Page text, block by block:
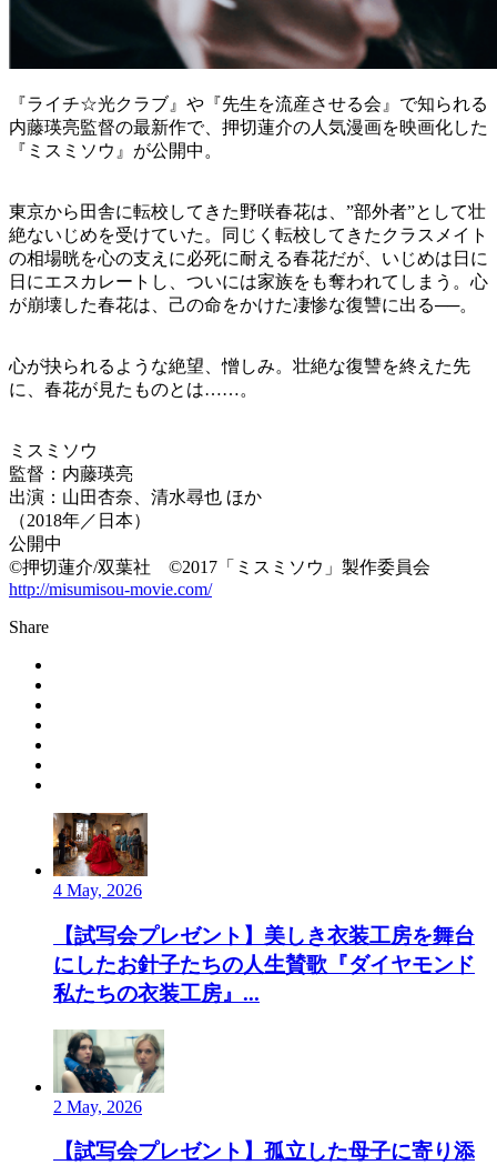
『ライチ☆光クラブ』や『先生を流産させる会』で知られる
内藤瑛亮監督の最新作で、押切蓮介の人気漫画を映画化した
『ミスミソウ』が公開中。
東京から田舎に転校してきた野咲春花は、”部外者”として壮
絶ないじめを受けていた。同じく転校してきたクラスメイト
の相場晄を心の支えに必死に耐える春花だが、いじめは日に
日にエスカレートし、ついには家族をも奪われてしまう。心
が崩壊した春花は、己の命をかけた凄惨な復讐に出る──。
心が抉られるような絶望、憎しみ。壮絶な復讐を終えた先
に、春花が見たものとは……。
ミスミソウ
監督：内藤瑛亮
出演：山田杏奈、清水尋也 ほか
（2018年／日本）
公開中
©押切蓮介/双葉社 ©2017「ミスミソウ」製作委員会
http://misumisou-movie.com/
Share
4 May, 2026
【試写会プレゼント】美しき衣装工房を舞台
にしたお針子たちの人生賛歌『ダイヤモンド
私たちの衣装工房』...
2 May, 2026
【試写会プレゼント】孤立した母子に寄り添